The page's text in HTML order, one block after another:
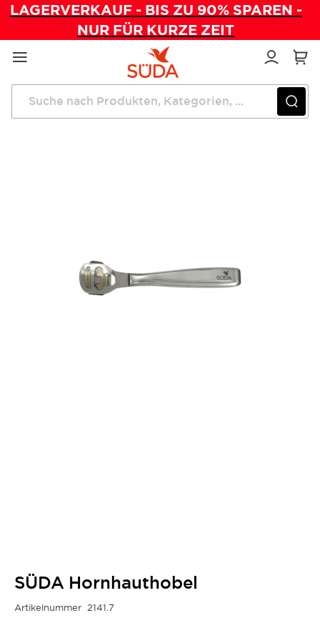
LAGERVERKAUF - BIS ZU 90% SPAREN -
NUR FÜR KURZE ZEIT
Direkt
zum
Inhalt
Startseite Instrumente SÜDA Hornhauthobel
SÜDA Hornhauthobel
Artikelnummer 2141.7